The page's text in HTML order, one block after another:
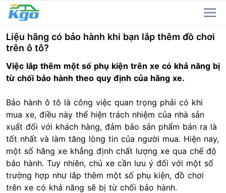
Liệu hãng có bảo hành khi bạn lắp thêm đồ chơi
trên ô tô?
Việc lắp thêm một số phụ kiện trên xe có khả năng bị
từ chối bảo hành theo quy định của hãng xe.
Bảo hành ô tô là công việc quan trọng phải có khi
mua xe, điều này thể hiện trách nhiệm của nhà sản
xuất đối với khách hàng, đảm bảo sản phẩm bán ra là
tốt nhất và làm tăng lòng tin của người mua. Hiện nay,
một số hãng xe khẳng định chất lượng xe qua chế độ
bảo hành. Tuy nhiên, chủ xe cần lưu ý đối với một số
trường hợp như lắp thêm một số phụ kiện, đồ chơi
trên xe có khả năng sẽ bị từ chối bảo hành.